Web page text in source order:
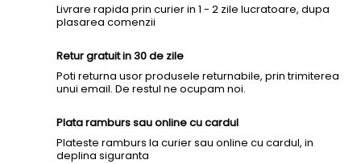
Livrare rapida prin curier in 1 - 2 zile lucratoare, dupa
plasarea comenzii
Retur gratuit in 30 de zile
Poti returna usor produsele returnabile, prin trimiterea
unui email. De restul ne ocupam noi.
Plata ramburs sau online cu cardul
Plateste ramburs la curier sau online cu cardul, in
deplina siguranta